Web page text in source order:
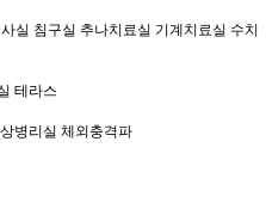
실 침구실 추나치료실 기계치료실 수치
테라스
병리실 체외충격파